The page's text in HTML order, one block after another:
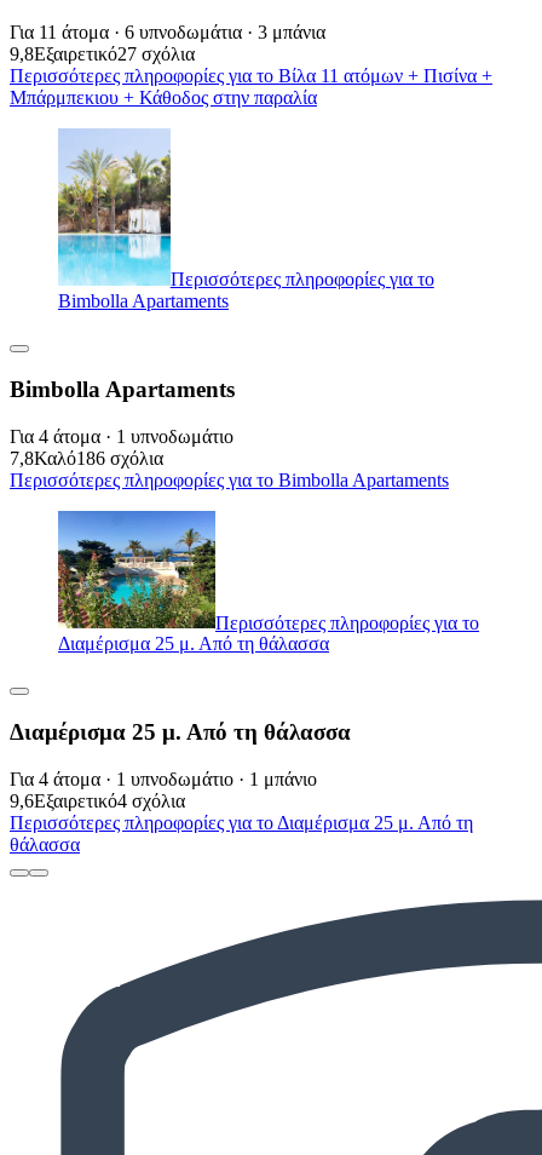
Για 11 άτομα · 6 υπνοδωμάτια · 3 μπάνια
9,8Εξαιρετικό27 σχόλια
Περισσότερες πληροφορίες για το Βίλα 11 ατόμων + Πισίνα +
Μπάρμπεκιου + Κάθοδος στην παραλία
Περισσότερες πληροφορίες για το
Bimbolla Apartaments
Bimbolla Apartaments
Για 4 άτομα · 1 υπνοδωμάτιο
7,8Καλό186 σχόλια
Περισσότερες πληροφορίες για το Bimbolla Apartaments
Περισσότερες πληροφορίες για το
Διαμέρισμα 25 μ. Από τη θάλασσα
Διαμέρισμα 25 μ. Από τη θάλασσα
Για 4 άτομα · 1 υπνοδωμάτιο · 1 μπάνιο
9,6Εξαιρετικό4 σχόλια
Περισσότερες πληροφορίες για το Διαμέρισμα 25 μ. Από τη
θάλασσα